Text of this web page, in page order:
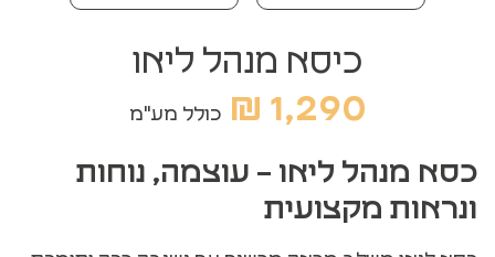
כיסא מנהל ליאו
1,290
₪ כולל מע"מ
כסא מנהל ליאו – עוצמה, נוחות
ונראות מקצועית